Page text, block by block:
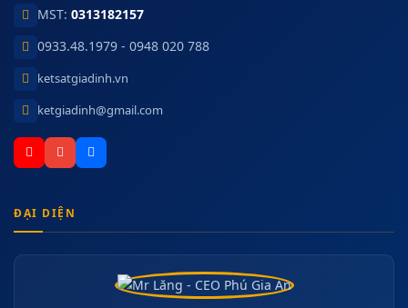
MST: 0313182157
0933.48.1979 - 0948 020 788
ketsatgiadinh.vn
ketgiadinh@gmail.com
ĐẠI DIỆN